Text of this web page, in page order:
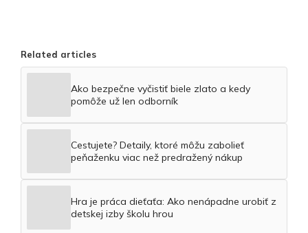
Related articles
Ako bezpečne vyčistiť biele zlato a kedy
pomôže už len odborník
Cestujete? Detaily, ktoré môžu zabolieť
peňaženku viac než predražený nákup
Hra je práca dieťaťa: Ako nenápadne urobiť z
detskej izby školu hrou